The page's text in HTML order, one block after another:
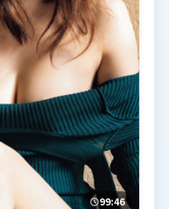
99:46